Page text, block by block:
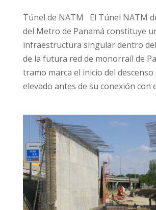
Túnel de NATM El Túnel NATM
del Metro de Panamá constituye
infraestructura singular dentro
de la futura red de monorraíl de
tramo marca el inicio del
elevado antes de su conexión con